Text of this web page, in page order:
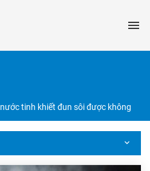
nước tinh khiết đun sôi được không